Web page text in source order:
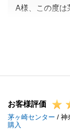
A様、この度は
夢の注文住宅
同席をさせて
楽しみな気持
この度は誠に
お客様評価
茅ヶ崎センター / 神
購入